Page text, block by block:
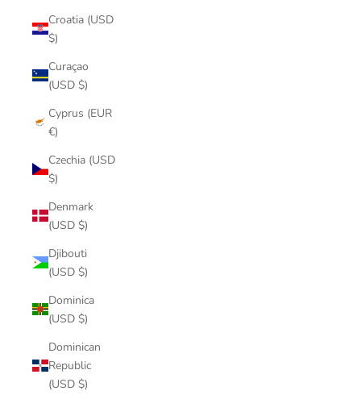
Croatia (USD
$)
Curaçao
(USD $)
Cyprus (EUR
€)
Czechia (USD
$)
Denmark
(USD $)
Djibouti
(USD $)
Dominica
(USD $)
Dominican
Republic
(USD $)